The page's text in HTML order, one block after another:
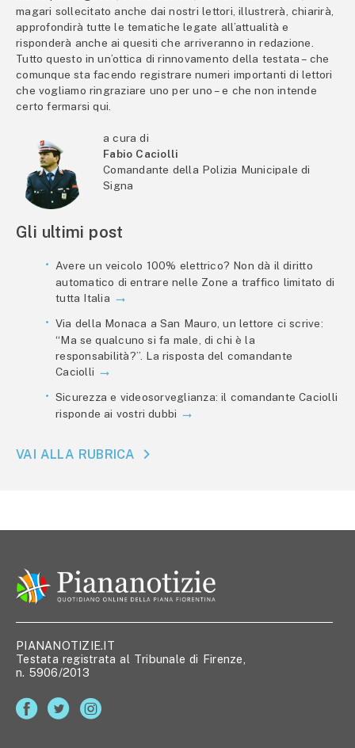
magari sollecitato anche dai nostri lettori, illustrerà, chiarirà,
approfondirà tutte le tematiche legate all’attualità e
risponderà anche ai quesiti che arriveranno in redazione.
Tutto questo in un’ottica di rinnovamento della testata – che
comunque sta facendo registrare numeri importanti di lettori
che vogliamo ringraziare uno per uno – e che non intende
certo fermarsi qui.
a cura di
Fabio Caciolli
Comandante della Polizia Municipale di
Signa
Gli ultimi post
Avere un veicolo 100% elettrico? Non dà il diritto
automatico di entrare nelle Zone a traffico limitato di
tutta Italia
Via della Monaca a San Mauro, un lettore ci scrive:
“Ma se qualcuno si fa male, di chi è la
responsabilità?”. La risposta del comandante
Caciolli
Sicurezza e videosorveglianza: il comandante Caciolli
risponde ai vostri dubbi
VAI ALLA RUBRICA
PIANANOTIZIE.IT
Testata registrata al Tribunale di Firenze,
n. 5906/2013